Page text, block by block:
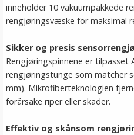
inneholder 10 vakuumpakkede
rengjøringsvæske for maksimal
Sikker og presis
Rengjøringspinnene er tilpasset
rengjøringstunge som matcher
mm). Mikrofiberteknologien
forårsake riper eller skader.
Effektiv og skånsom